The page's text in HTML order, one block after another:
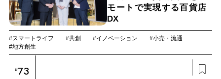
モートで実現する百貨店
DX
#スマートライフ #共創 #イノベーション
#小売・流通
#地方創生
#73